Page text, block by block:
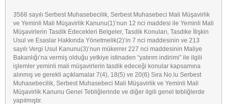
3568 sayılı Serbest Muhasebecilik, Serbest Muhasebeci Mali Müşavirlik
ve Yeminli Mali Müşavirlik Kanunu(1)’nun 12 nci maddesi ile Yeminli Mali
Müşavirlerin Tasdik Edecekleri Belgeler, Tasdik Konuları, Tasdike İlişkin
Usul ve Esaslar Hakkında Yönetmelik(2)’in 7 nci maddesinin ve 213
sayılı Vergi Usul Kanunu(3)’nun mükerrer 227 nci maddesinin Maliye
Bakanlığı’na vermiş olduğu yetkiye istinaden “yatırım indirimi” ile ilgili
işlemler yeminli mali müşavirlerin tasdik edeceği konular kapsamına
alınmış ve gerekli açıklamalar 7(4), 18(5) ve 20(6) Sıra No.lu Serbest
Muhasebecilik, Serbest Muhasebeci Mali Müşavirlik ve Yeminli Mali
Müşavirlik Kanunu Genel Tebliğlerinde ve diğer ilgili genel tebliğlerde
yapılmıştır.